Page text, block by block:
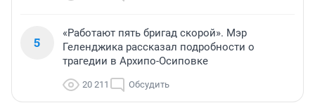
5
«Работают пять бригад скорой». Мэр
Геленджика рассказал подробности о
трагедии в Архипо-Осиповке
20 211 Обсудить